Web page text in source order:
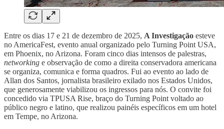
Entre os dias 17 e 21 de dezembro de 2025, A Investigação esteve
no AmericaFest, evento anual organizado pelo Turning Point USA,
em Phoenix, no Arizona. Foram cinco dias intensos de palestras,
networking e observação de como a direita conservadora americana
se organiza, comunica e forma quadros. Fui ao evento ao lado de
Allan dos Santos, jornalista brasileiro exilado nos Estados Unidos,
que generosamente viabilizou os ingressos para nós. O convite foi
concedido via TPUSA Rise, braço do Turning Point voltado ao
público negro e latino, que realizou painéis específicos em um hotel
em Tempe, no Arizona.